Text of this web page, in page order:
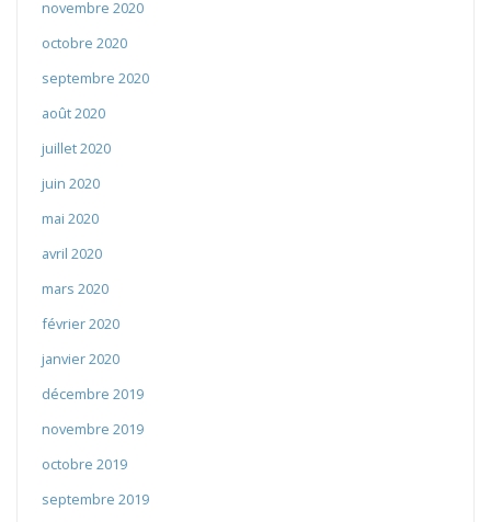
novembre 2020
octobre 2020
septembre 2020
août 2020
juillet 2020
juin 2020
mai 2020
avril 2020
mars 2020
février 2020
janvier 2020
décembre 2019
novembre 2019
octobre 2019
septembre 2019